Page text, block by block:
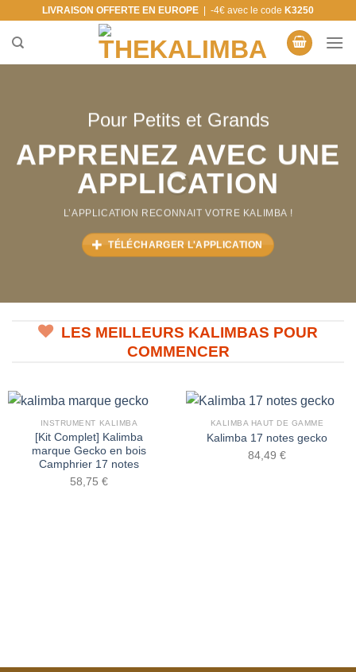
content
LIVRAISON OFFERTE EN EUROPE | -4€ avec le code K3250
Pour Petits et Grands
APPRENEZ AVEC UNE
APPLICATION
L’APPLICATION RECONNAIT VOTRE KALIMBA !
TÉLÉCHARGER L'APPLICATION
LES MEILLEURS KALIMBAS POUR
COMMENCER
INSTRUMENT KALIMBA
[Kit Complet] Kalimba
marque Gecko en bois
Camphrier 17 notes
58,75 €
KALIMBA HAUT DE GAMME
Kalimba 17 notes gecko
84,49 €